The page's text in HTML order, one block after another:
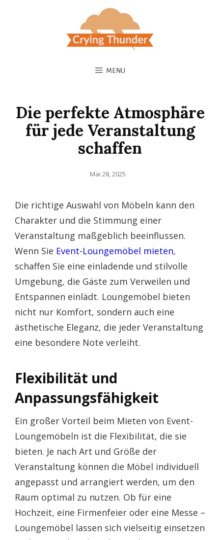
MENU
Die perfekte Atmosphäre
für jede Veranstaltung
schaffen
Posted
Mai 28, 2025
Die richtige Auswahl von Möbeln kann den
Charakter und die Stimmung einer
Veranstaltung maßgeblich beeinflussen.
Wenn Sie Event-Loungemöbel mieten,
schaffen Sie eine einladende und stilvolle
Umgebung, die Gäste zum Verweilen und
Entspannen einlädt. Loungemöbel bieten
nicht nur Komfort, sondern auch eine
ästhetische Eleganz, die jeder Veranstaltung
eine besondere Note verleiht.
Flexibilität und
Anpassungsfähigkeit
Ein großer Vorteil beim Mieten von Event-
Loungemöbeln ist die Flexibilität, die sie
bieten. Je nach Art und Größe der
Veranstaltung können die Möbel individuell
angepasst und arrangiert werden, um den
Raum optimal zu nutzen. Ob für eine
Hochzeit, eine Firmenfeier oder eine Messe –
Loungemöbel lassen sich vielseitig einsetzen